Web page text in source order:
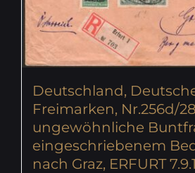
Deutschland,
Freimarken, Nr.256d/
ungewöhnliche
eingeschriebenem
nach Graz, ERFURT